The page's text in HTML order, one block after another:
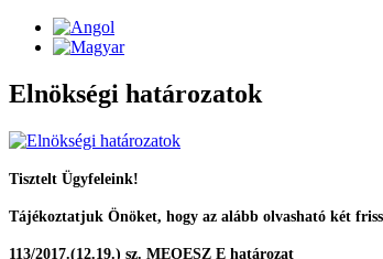
Elnökségi határozatok
Tisztelt Ügyfeleink!
Tájékoztatjuk Önöket, hogy az alább olvasható két
113/2017.(12.19.) sz. MEOESZ E határozat